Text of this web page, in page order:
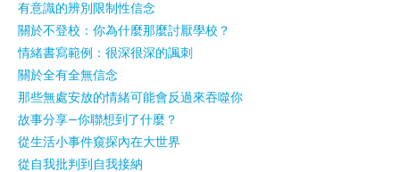
有意識的辨別限制性信念
關於不登校：你為什麼那麼討厭學校？
情緒書寫範例：很深很深的諷刺
關於全有全無信念
那些無處安放的情緒可能會反過來吞噬你
故事分享—你聯想到了什麼？
從生活小事件窺探內在大世界
從自我批判到自我接納